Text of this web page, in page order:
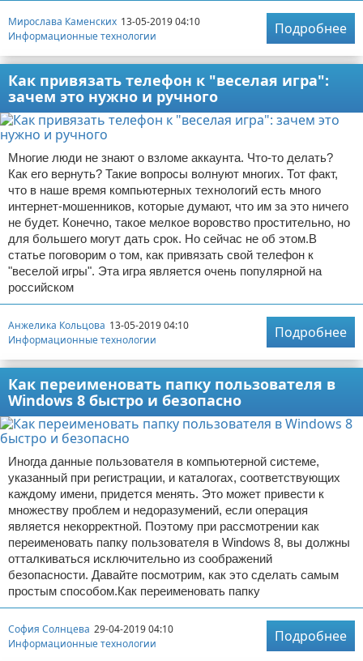
Мирослава Каменских 13-05-2019 04:10
Информационные технологии
Подробнее
Как привязать телефон к "веселая игра":
зачем это нужно и ручного
Многие люди не знают о взломе аккаунта. Что-то делать?
Как его вернуть? Такие вопросы волнуют многих. Тот факт,
что в наше время компьютерных технологий есть много
интернет-мошенников, которые думают, что им за это ничего
не будет. Конечно, такое мелкое воровство простительно, но
для большего могут дать срок. Но сейчас не об этом.В
статье поговорим о том, как привязать свой телефон к
"веселой игры". Эта игра является очень популярной на
российском
Анжелика Кольцова 13-05-2019 04:10
Информационные технологии
Подробнее
Как переименовать папку пользователя в
Windows 8 быстро и безопасно
Иногда данные пользователя в компьютерной системе,
указанный при регистрации, и каталогах, соответствующих
каждому имени, придется менять. Это может привести к
множеству проблем и недоразумений, если операция
является некорректной. Поэтому при рассмотрении как
переименовать папку пользователя в Windows 8, вы должны
отталкиваться исключительно из соображений
безопасности. Давайте посмотрим, как это сделать самым
простым способом.Как переименовать папку
София Солнцева 29-04-2019 04:10
Информационные технологии
Подробнее